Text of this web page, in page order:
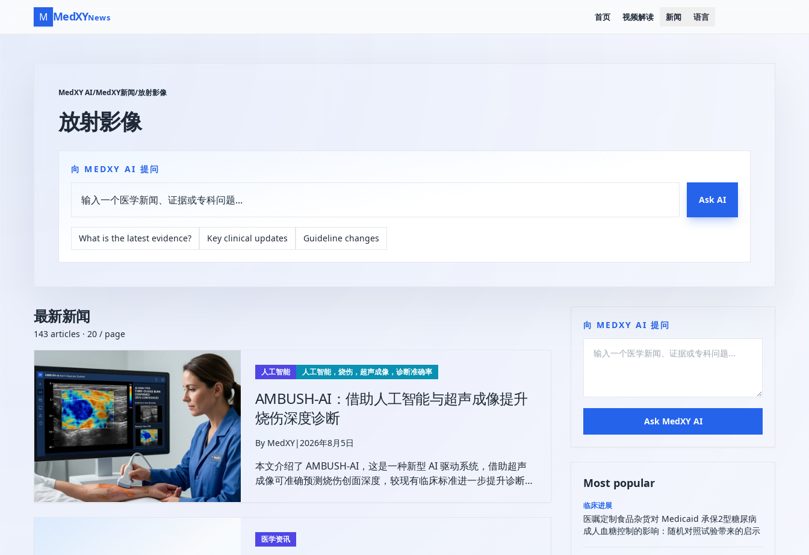
M MedXYNews 首页 视频解读 新闻 语言
MedXY AI/MedXY新闻/放射影像
放射影像
向 MEDXY AI 提问
Ask AI
What is the latest evidence? Key clinical updates Guideline changes
最新新闻
143 articles · 20 / page
人工智能 人工智能，烧伤，超声成像，诊断准确率
AMBUSH-AI：借助人工智能与超声成像提升
烧伤深度诊断
By MedXY|2026年8月5日
本文介绍了 AMBUSH-AI，这是一种新型 AI 驱动系统，借助超声
成像可准确预测烧伤创面深度，较现有临床标准进一步提升诊断准
医学资讯
向 MEDXY AI 提问
Ask MedXY AI
Most popular
临床进展
医嘱定制食品杂货对 Medicaid 承保2型糖尿病
成人血糖控制的影响：随机对照试验带来的启示